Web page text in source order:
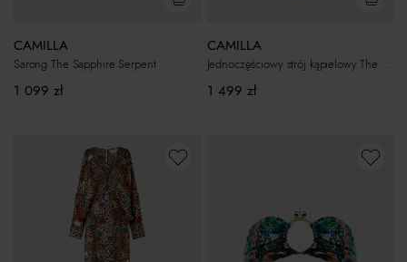
CAMILLA
Sarong The Sapphire Serpent
1 099 zł
CAMILLA
Jednoczęściowy strój kąpielowy The Sapphire Serpent
1 499 zł